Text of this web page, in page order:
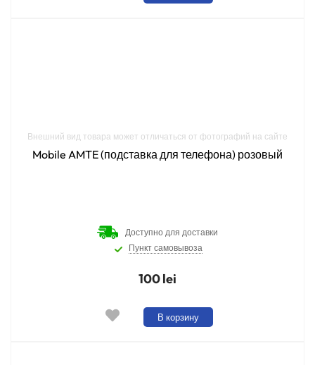
Внешний вид товара может отличаться от фотографий на сайте
Mobile AMTE (подставка для телефона) розовый
Доступно для доставки
Пункт самовывоза
100 lei
В корзину